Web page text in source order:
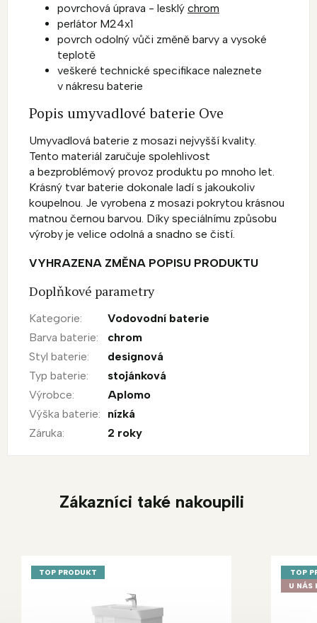
povrchová úprava - lesklý chrom
perlátor M24x1
povrch odolný vůči změně barvy a vysoké
teplotě
veškeré technické specifikace naleznete
v nákresu baterie
Popis umyvadlové baterie Ove
Umyvadlová baterie z mosazi nejvyšší kvality.
Tento materiál zaručuje spolehlivost
a bezproblémový provoz produktu po mnoho let.
Krásný tvar baterie dokonale ladí s jakoukoliv
koupelnou. Je vyrobena z mosazi pokrytou krásnou
matnou černou barvou. Díky speciálnímu způsobu
výroby je velice odolná a snadno se čistí.
VYHRAZENA ZMĚNA POPISU PRODUKTU
Doplňkové parametry
Kategorie:
Vodovodní baterie
Barva baterie:
chrom
Styl baterie:
designová
Typ baterie:
stojánková
Výrobce:
Aplomo
Výška baterie:
nízká
Záruka: 2 roky
Zákazníci také nakoupili
TOP PRODUKT
TOP
U NÁS